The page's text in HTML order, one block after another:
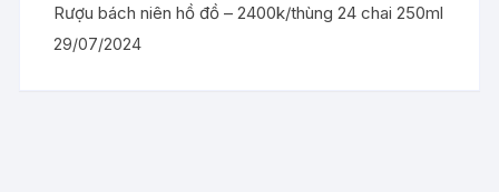
Rượu bách niên hồ đồ – 2400k/thùng 24 chai 250ml
29/07/2024